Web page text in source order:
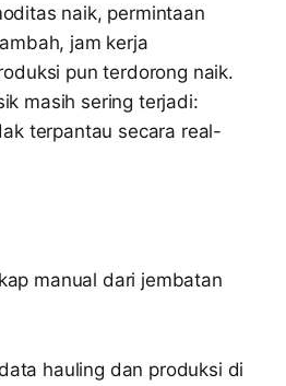
naik, permintaan
jam kerja
pun terdorong naik.
masih sering terjadi:
terpantau secara real-
manual dari jembatan
hauling dan produksi di